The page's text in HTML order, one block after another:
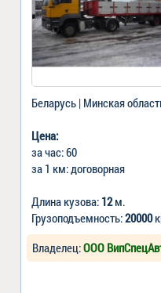
Беларусь | Минская
Цена:
за час: 60
за 1 км: договорная
Длина кузова: 12м.
Грузоподъемность:20000
Владелец:ООО